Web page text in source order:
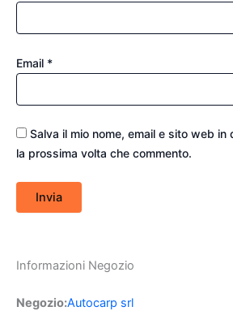
Email *
Salva il mio nome, email e sito web
la prossima volta che commento.
Informazioni Negozio
Negozio:Autocarp srl